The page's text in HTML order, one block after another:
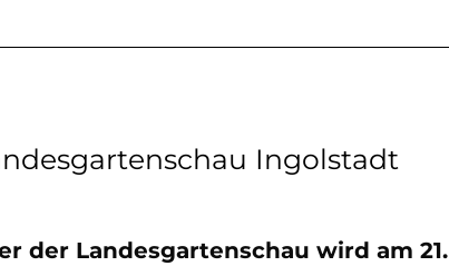
Ingolstadt
der Landesgartenschau wird am 21.